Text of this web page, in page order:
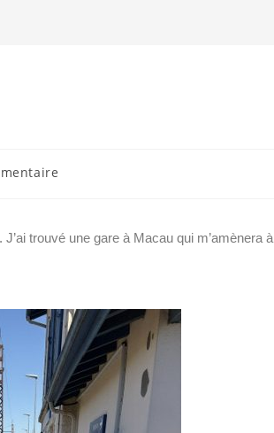
trouvé une gare à Macau qui m’amènera à